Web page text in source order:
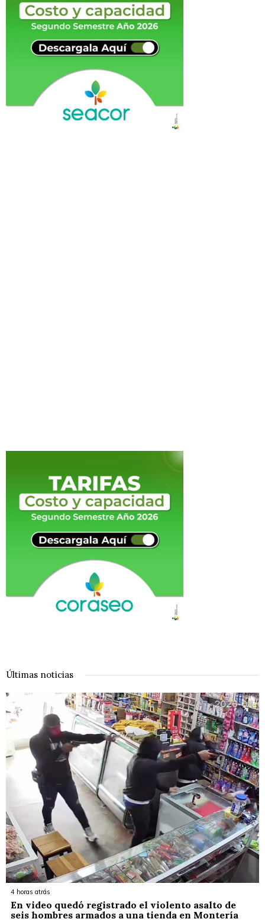
Últimas noticias
4 horas atrás
En video quedó registrado el violento asalto de
seis hombres armados a una tienda en Montería